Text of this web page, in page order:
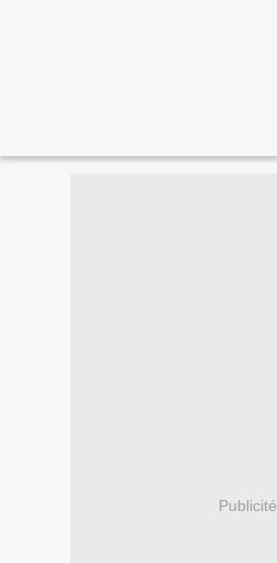
Publicité